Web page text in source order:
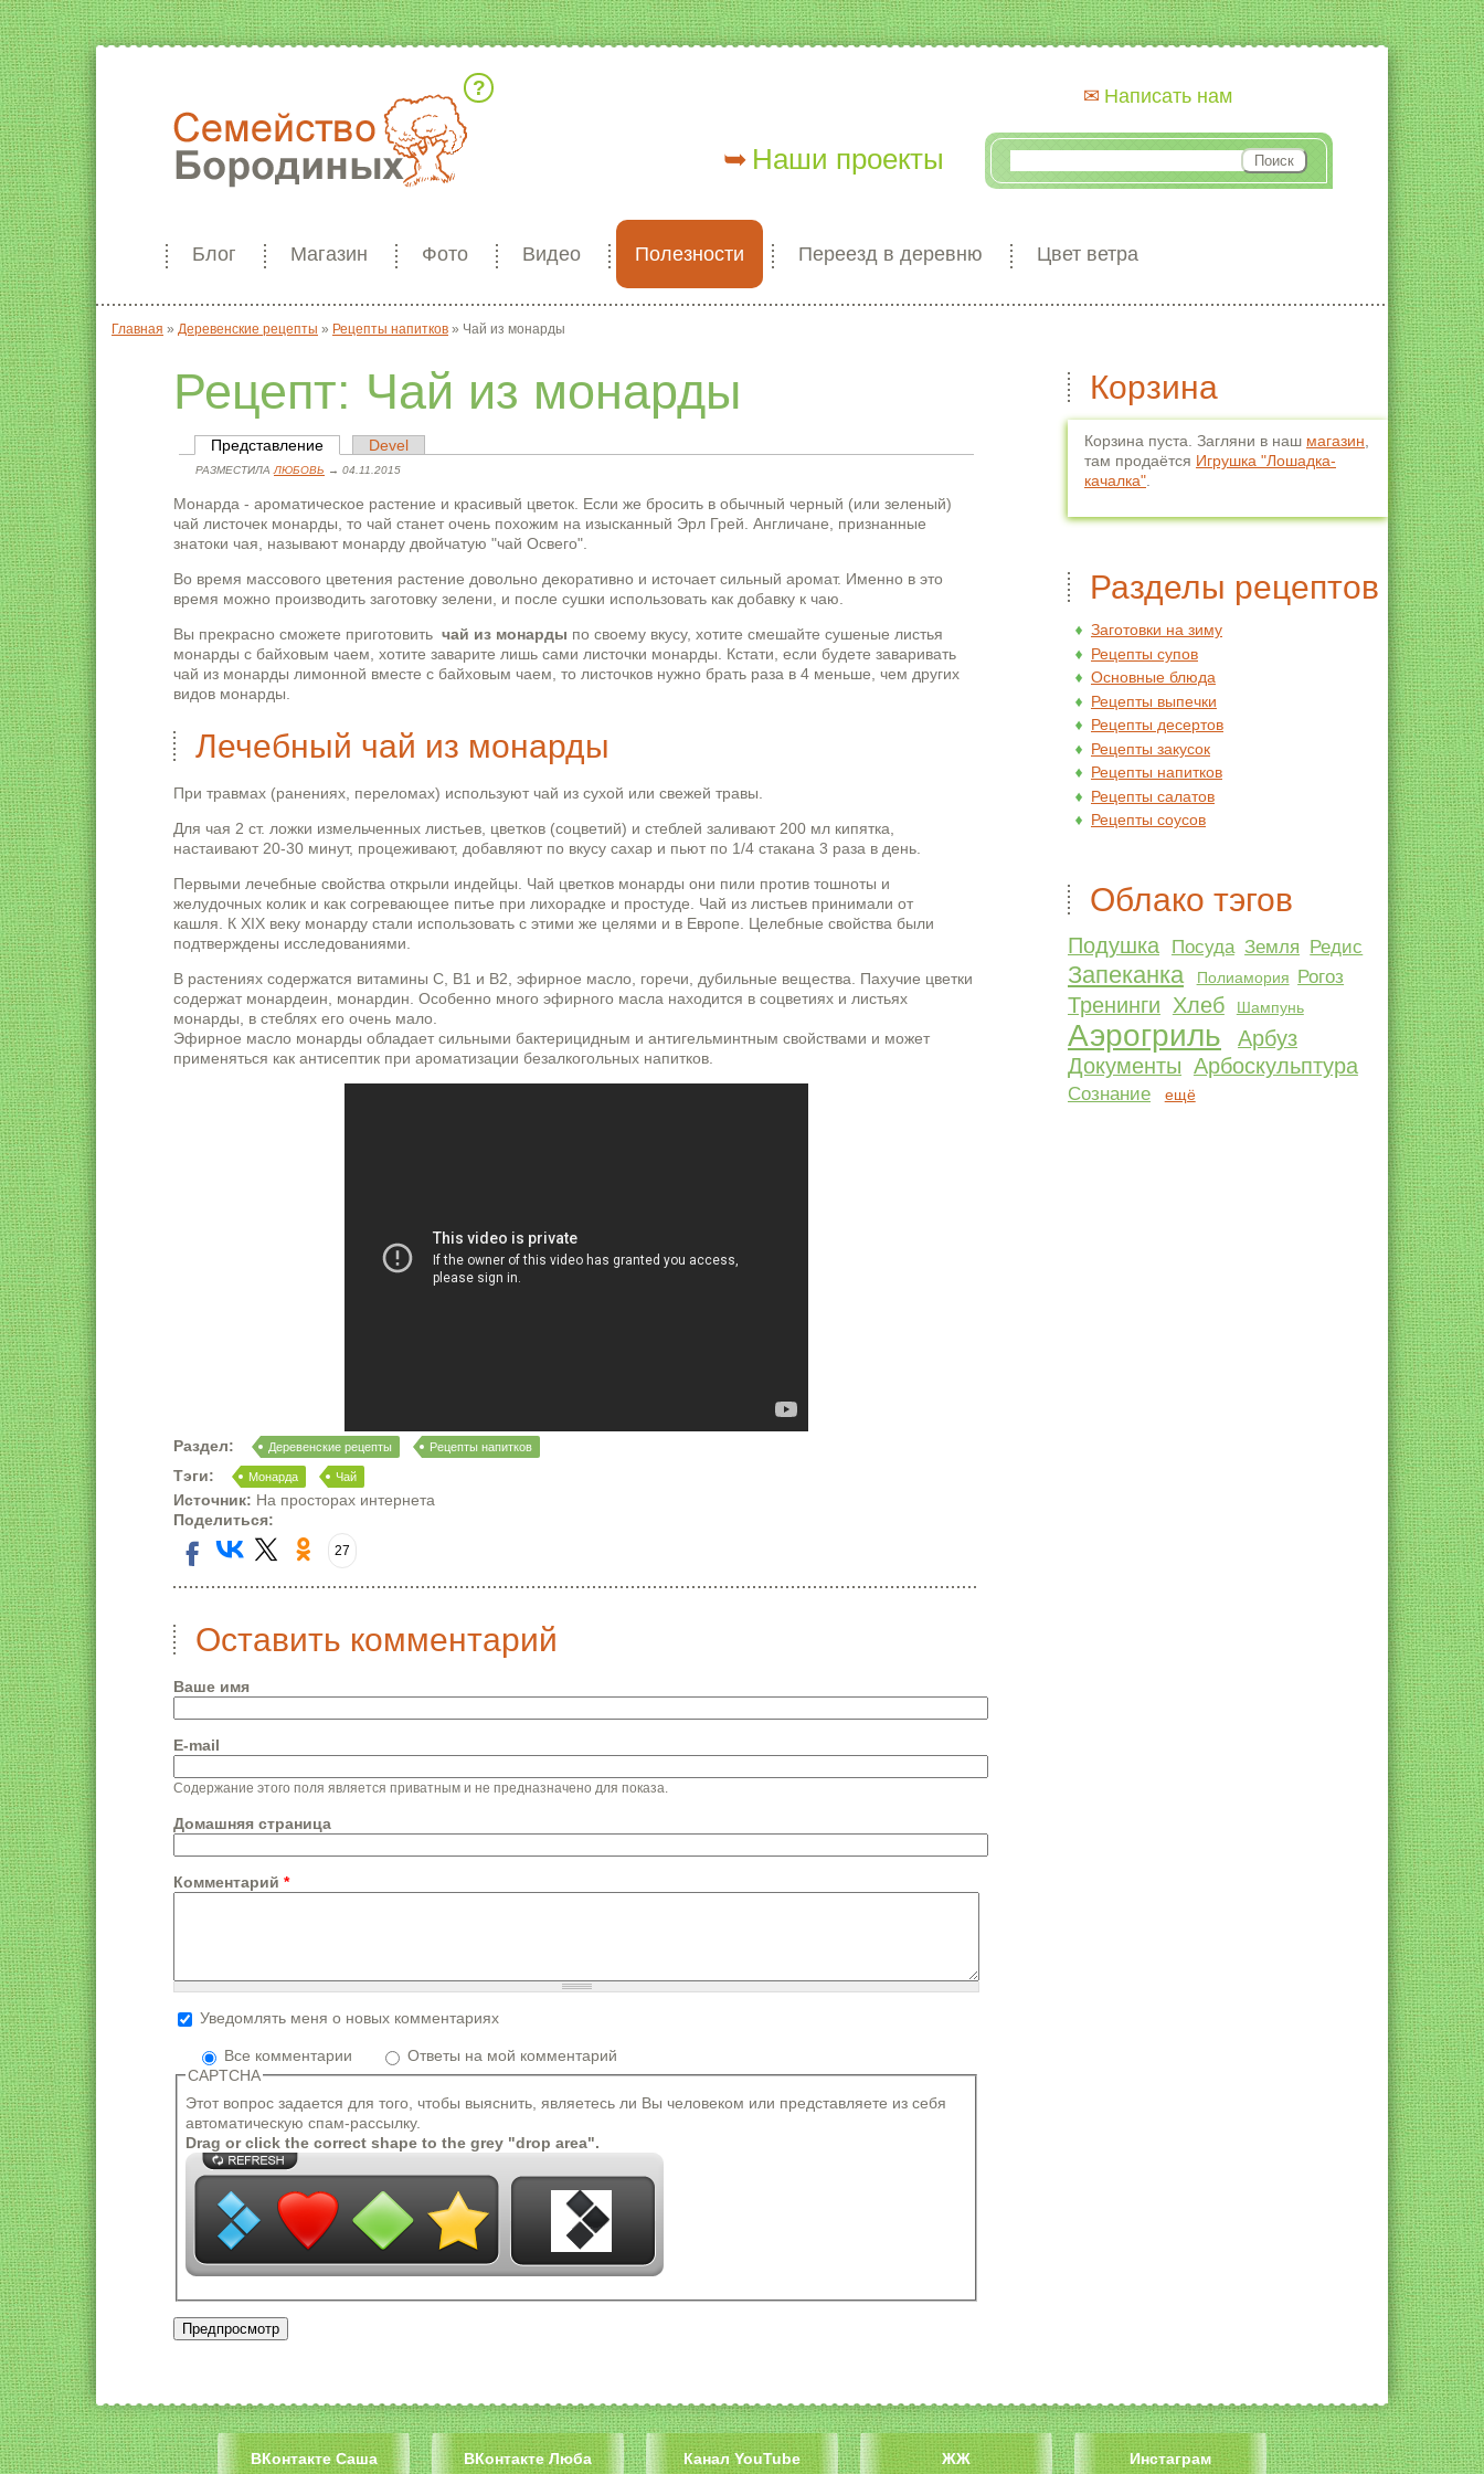
Блог Магазин Фото Видео Полезности Переезд в деревню Цвет ветра
Наши проекты
Написать нам
Вы здесь
Главная » Деревенские рецепты » Рецепты напитков » Чай из монарды
Рецепт: Чай из монарды
Главные вкладки
Представление (активная вкладка)
Devel
РАЗМЕСТИЛА ЛЮБОВЬ → 04.11.2015
Монарда - ароматическое растение и красивый цветок. Если же бросить в обычный черный (или зеленый)
чай листочек монарды, то чай станет очень похожим на изысканный Эрл Грей. Англичане, признанные
знатоки чая, называют монарду двойчатую "чай Освего".
Во время массового цветения растение довольно декоративно и источает сильный аромат. Именно в это
время можно производить заготовку зелени, и после сушки использовать как добавку к чаю.
Вы прекрасно сможете приготовить чай из монарды по своему вкусу, хотите смешайте сушеные листья
монарды с байховым чаем, хотите заварите лишь сами листочки монарды. Кстати, если будете заваривать
чай из монарды лимонной вместе с байховым чаем, то листочков нужно брать раза в 4 меньше, чем других
видов монарды.
Лечебный чай из монарды
При травмах (ранениях, переломах) используют чай из сухой или свежей травы.
Для чая 2 ст. ложки измельченных листьев, цветков (соцветий) и стеблей заливают 200 мл кипятка,
настаивают 20-30 минут, процеживают, добавляют по вкусу сахар и пьют по 1/4 стакана 3 раза в день.
Первыми лечебные свойства открыли индейцы. Чай цветков монарды они пили против тошноты и
желудочных колик и как согревающее питье при лихорадке и простуде. Чай из листьев принимали от
кашля. К XIX веку монарду стали использовать с этими же целями и в Европе. Целебные свойства были
подтверждены исследованиями.
В растениях содержатся витамины С, B1 и В2, эфирное масло, горечи, дубильные вещества. Пахучие цветки
содержат монардеин, монардин. Особенно много эфирного масла находится в соцветиях и листьях
монарды, в стеблях его очень мало.
Эфирное масло монарды обладает сильными бактерицидным и антигельминтным свойствами и может
применяться как антисептик при ароматизации безалкогольных напитков.
Раздел: Деревенские рецепты Рецепты напитков
Тэги: Монарда Чай
Источник: На просторах интернета
Поделиться:
27
Оставить комментарий
Ваше имя
E-mail
Содержание этого поля является приватным и не предназначено для показа.
Домашняя страница
Комментарий *
Адреса страниц и электронной почты автоматически преобразуются в ссылки.
Строки и параграфы переносятся автоматически.
Уведомлять меня о новых комментариях
Все комментарии
Ответы на мой комментарий
CAPTCHA
Этот вопрос задается для того, чтобы выяснить, являетесь ли Вы человеком или представляете из себя
автоматическую спам-рассылку.
Drag or click the correct shape to the grey "drop area".
Корзина
Корзина пуста. Загляни в наш магазин
там продаётся Игрушка "Лошадка-
качалка"
Разделы рецептов
Заготовки на зиму
Рецепты супов
Основные блюда
Рецепты выпечки
Рецепты десертов
Рецепты закусок
Рецепты напитков
Рецепты салатов
Рецепты соусов
Облако тэгов
Подушка Посуда Земля Редис
Запеканка Полиамория Рогоз
Тренинги Хлеб Шампунь
Аэрогриль
Арбуз
Документы Арбоскульптура
Сознание ещё
ВКонтакте Саша ВКонтакте Люба Канал YouTube ЖЖ Инстаграм